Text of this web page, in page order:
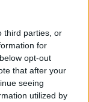
third parties, or
for
opt-out
that after your
seeing
utilized by
eurokinissi